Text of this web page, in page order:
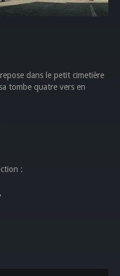
dans le petit cimetière
tombe quatre vers en
: